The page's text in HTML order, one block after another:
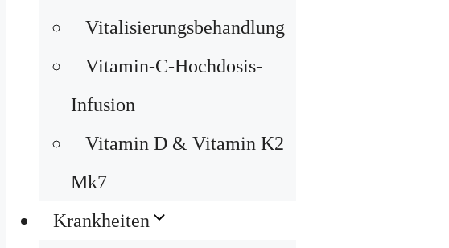
Vitalisierungsbehandlung
Vitamin-C-Hochdosis-
Infusion
Vitamin D & Vitamin K2
Mk7
Krankheiten